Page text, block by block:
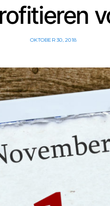
OKTOBER 30, 2018